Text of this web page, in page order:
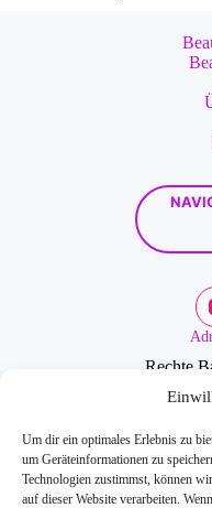
Um dir ein optimales Erlebnis zu
um Geräteinformationen zu
Technologien zustimmst, können
auf dieser Website verarbeiten.
Rechte
2601